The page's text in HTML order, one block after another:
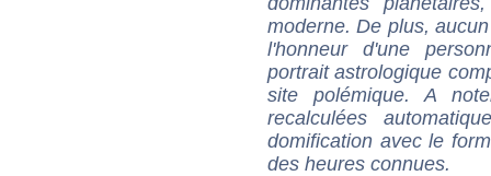
moderne. De plus,
l'honneur d'une
portrait astrologique
site polémique. A
recalculées
domification avec le
des heures connues.